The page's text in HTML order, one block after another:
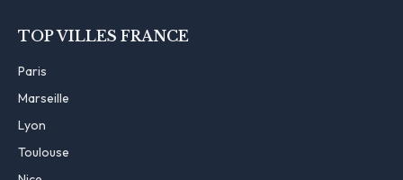
TOP VILLES FRANCE
Paris
Marseille
Lyon
Toulouse